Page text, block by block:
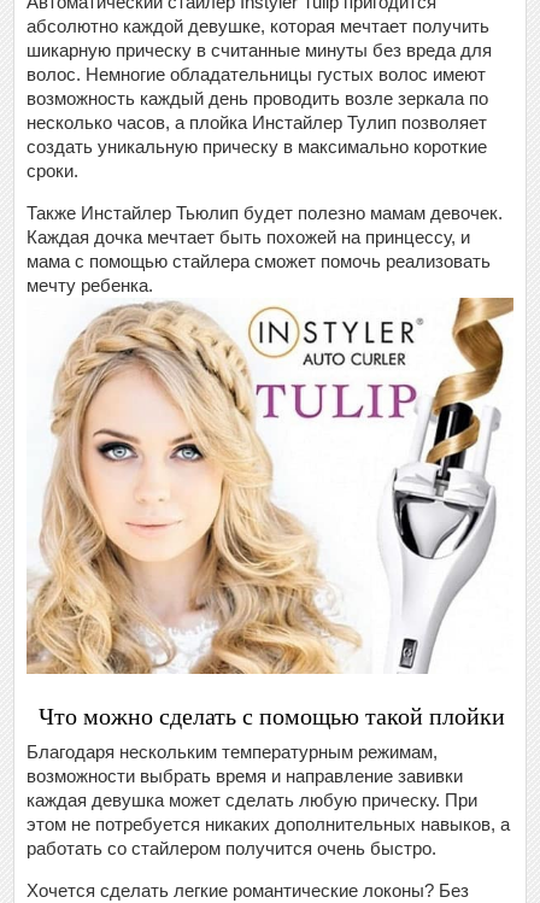
абсолютно каждой девушке, которая мечтает получить
шикарную прическу в считанные минуты без вреда для
волос. Немногие обладательницы густых волос имеют
возможность каждый день проводить возле зеркала по
несколько часов, а плойка Инстайлер Тулип позволяет
создать уникальную прическу в максимально короткие
сроки.
Также Инстайлер Тьюлип будет полезно мамам девочек.
Каждая дочка мечтает быть похожей на принцессу, и
мама с помощью стайлера сможет помочь реализовать
мечту ребенка.
Что можно сделать с помощью такой плойки
Благодаря нескольким температурным режимам,
возможности выбрать время и направление завивки
каждая девушка может сделать любую прическу. При
этом не потребуется никаких дополнительных навыков, а
работать со стайлером получится очень быстро.
Хочется сделать легкие романтические локоны? Без